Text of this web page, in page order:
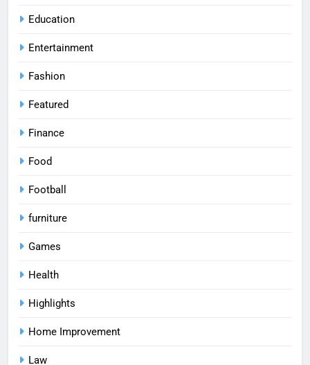
Education
Entertainment
Fashion
Featured
Finance
Food
Football
furniture
Games
Health
Highlights
Home Improvement
Law